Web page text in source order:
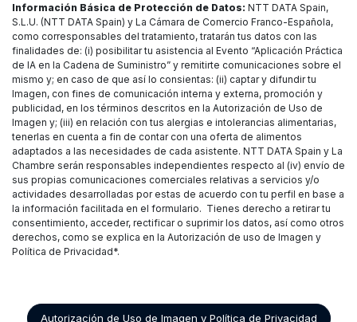
Información Básica de Protección de Datos: NTT DATA Spain,
S.L.U. (NTT DATA Spain) y La Cámara de Comercio Franco-Española,
como corresponsables del tratamiento, tratarán tus datos con las
finalidades de: (i) posibilitar tu asistencia al Evento “Aplicación Práctica
de IA en la Cadena de Suministro” y remitirte comunicaciones sobre el
mismo y; en caso de que así lo consientas: (ii) captar y difundir tu
Imagen, con fines de comunicación interna y externa, promoción y
publicidad, en los términos descritos en la Autorización de Uso de
Imagen y; (iii) en relación con tus alergias e intolerancias alimentarias,
tenerlas en cuenta a fin de contar con una oferta de alimentos
adaptados a las necesidades de cada asistente. NTT DATA Spain y La
Chambre serán responsables independientes respecto al (iv) envío de
sus propias comunicaciones comerciales relativas a servicios y/o
actividades desarrolladas por estas de acuerdo con tu perfil en base a
la información facilitada en el formulario. Tienes derecho a retirar tu
consentimiento, acceder, rectificar o suprimir los datos, así como otros
derechos, como se explica en la Autorización de uso de Imagen y
Política de Privacidad*.
Autorización de Uso de Imagen y Política de Privacidad